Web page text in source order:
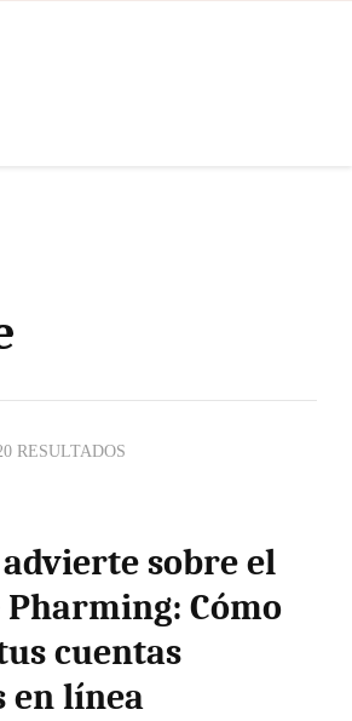
RESULTADOS
sobre el
Cómo
cuentas
en línea